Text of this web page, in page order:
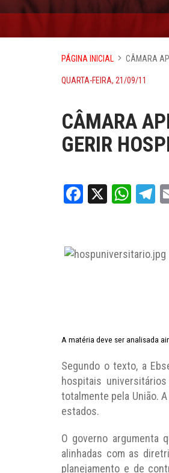
PÁGINA INICIAL CÂMARA
QUARTA-FEIRA, 21/09/11
CÂMARA
GERIR
Facebook
X
A matéria deve ser analisada
Segundo o texto, a
hospitais
totalmente pela União.
estados.
O governo argumenta
alinhadas com as
planejamento e de